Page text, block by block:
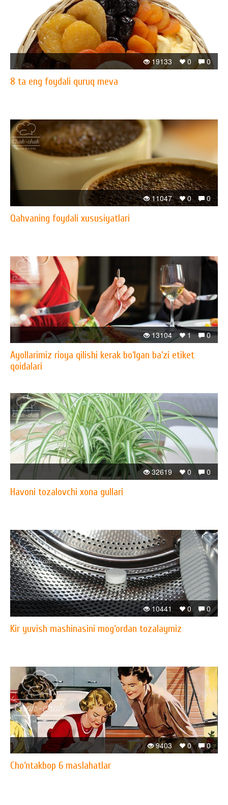
0
0
19133
8 ta eng foydali quruq meva
0
0
11047
Qahvaning foydali xususiyatlari
0
1
13104
Ayollarimiz rioya qilishi kerak bo‘lgan ba’zi etiket
qoidalari
0
0
32619
Havoni tozalovchi xona gullari
0
0
10441
Kir yuvish mashinasini mog‘ordan tozalaymiz
0
0
9403
Cho‘ntakbop 6 maslahatlar